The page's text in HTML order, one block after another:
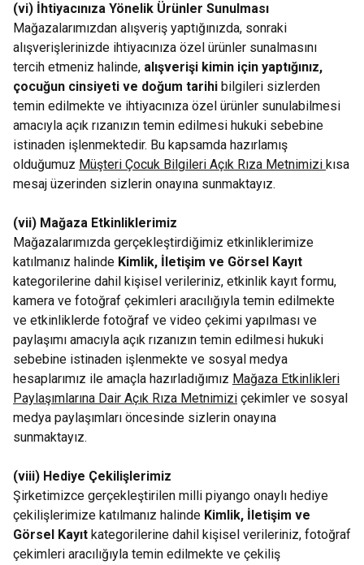
(vi) İhtiyacınıza Yönelik Ürünler Sunulması
Mağazalarımızdan alışveriş yaptığınızda, sonraki
alışverişlerinizde ihtiyacınıza özel ürünler sunalmasını
tercih etmeniz halinde, alışverişi kimin için yaptığınız,
çocuğun cinsiyeti ve doğum tarihi bilgileri sizlerden
temin edilmekte ve ihtiyacınıza özel ürünler sunulabilmesi
amacıyla açık rızanızın temin edilmesi hukuki sebebine
istinaden işlenmektedir. Bu kapsamda hazırlamış
olduğumuz Müşteri Çocuk Bilgileri Açık Rıza Metnimizi kısa
mesaj üzerinden sizlerin onayına sunmaktayız.
(vii) Mağaza Etkinliklerimiz
Mağazalarımızda gerçekleştirdiğimiz etkinliklerimize
katılmanız halinde Kimlik, İletişim ve Görsel Kayıt
kategorilerine dahil kişisel verileriniz, etkinlik kayıt formu,
kamera ve fotoğraf çekimleri aracılığıyla temin edilmekte
ve etkinliklerde fotoğraf ve video çekimi yapılması ve
paylaşımı amacıyla açık rızanızın temin edilmesi hukuki
sebebine istinaden işlenmekte ve sosyal medya
hesaplarımız ile amaçla hazırladığımız Mağaza Etkinlikleri
Paylaşımlarına Dair Açık Rıza Metnimizi çekimler ve sosyal
medya paylaşımları öncesinde sizlerin onayına
sunmaktayız.
(viii) Hediye Çekilişlerimiz
Şirketimizce gerçekleştirilen milli piyango onaylı hediye
çekilişlerimize katılmanız halinde Kimlik, İletişim ve
Görsel Kayıt kategorilerine dahil kişisel verileriniz, fotoğraf
çekimleri aracılığıyla temin edilmekte ve çekiliş